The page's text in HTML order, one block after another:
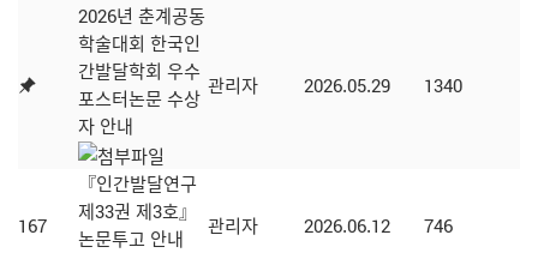
2026년 춘계공동
학술대회 한국인
간발달학회 우수
포스터논문 수상
자 안내
관리자 2026.05.29 1340
167
『인간발달연구
제33권 제3호』
논문투고 안내
관리자 2026.06.12 746